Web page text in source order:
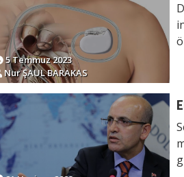
5 Temmuz 2023
Nur ŞAUL BARAKAS